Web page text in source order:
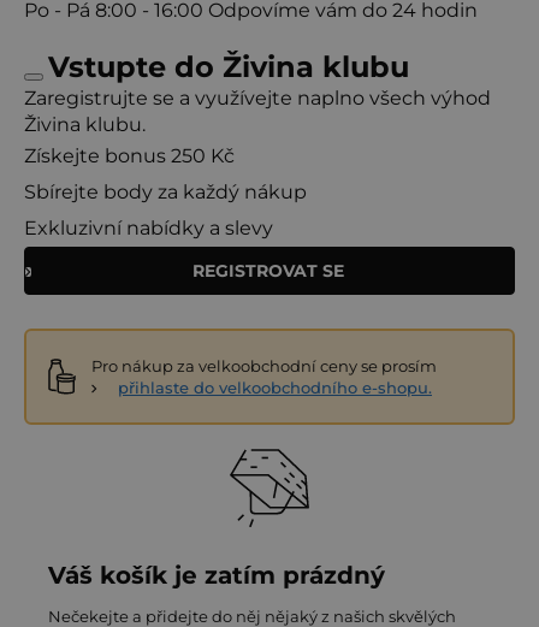
Po - Pá 8:00 - 16:00 Odpovíme vám do 24 hodin
Vstupte do Živina klubu
Zaregistrujte se a využívejte naplno všech výhod
Živina klubu.
Získejte bonus 250 Kč
Sbírejte body za každý nákup
Exkluzivní nabídky a slevy
REGISTROVAT SE
Pro nákup za velkoobchodní ceny se prosím
přihlaste do velkoobchodního e-shopu.
Váš košík je zatím prázdný
Nečekejte a přidejte do něj nějaký z našich skvělých